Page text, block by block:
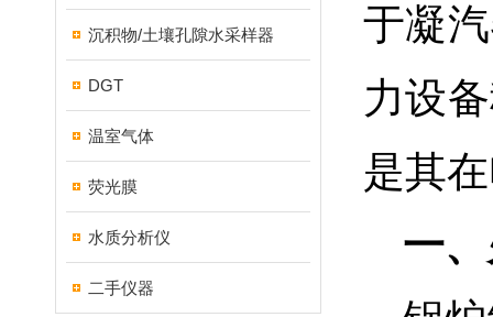
沉积物/土壤孔隙水采样器
DGT
温室气体
荧光膜
水质分析仪
二手仪器
于凝
力设
是其
一